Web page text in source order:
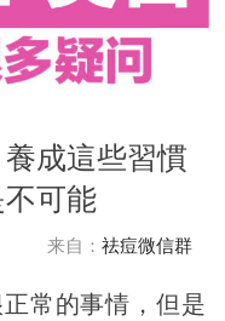
成這些習慣
可能
来自： 祛痘微信群
常的事情，但是